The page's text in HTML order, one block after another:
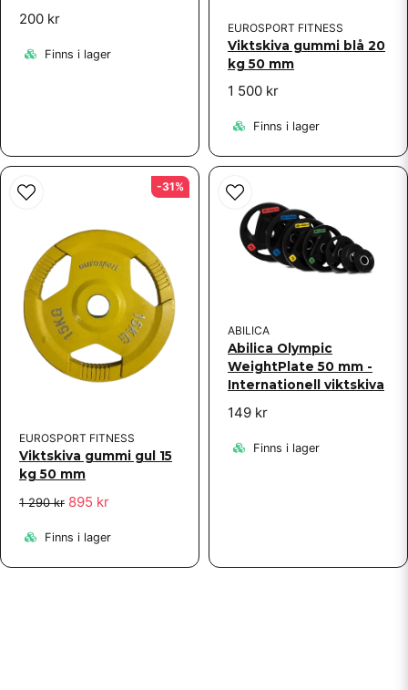
200 kr
Finns i lager
EUROSPORT FITNESS
Viktskiva gummi blå 20
kg 50 mm
1 500 kr
Finns i lager
EUROSPORT FITNESS
Viktskiva gummi gul 15
kg 50 mm
1 290 kr 895 kr
Finns i lager
-31%
ABILICA
Abilica Olympic
WeightPlate 50 mm -
Internationell viktskiva
149 kr
Finns i lager